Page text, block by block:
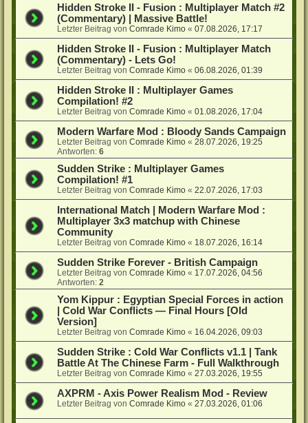
Hidden Stroke II - Fusion : Multiplayer Match #2
(Commentary) | Massive Battle!
Letzter Beitrag vonComrade Kimo «07.08.2026, 17:17
Hidden Stroke II - Fusion : Multiplayer Match
(Commentary) - Lets Go!
Letzter Beitrag vonComrade Kimo «06.08.2026, 01:39
Hidden Stroke II : Multiplayer Games
Compilation! #2
Letzter Beitrag vonComrade Kimo «01.08.2026, 17:04
Modern Warfare Mod : Bloody Sands Campaign
Letzter Beitrag vonComrade Kimo «28.07.2026, 19:25
Antworten:6
Sudden Strike : Multiplayer Games
Compilation! #1
Letzter Beitrag vonComrade Kimo «22.07.2026, 17:03
International Match | Modern Warfare Mod :
Multiplayer 3x3 matchup with Chinese
Community
Letzter Beitrag vonComrade Kimo « 18.07.2026, 16:14
Sudden Strike Forever - British Campaign
Letzter Beitrag vonComrade Kimo « 17.07.2026, 04:56
Antworten:2
Yom Kippur : Egyptian Special Forces in action
| Cold War Conflicts — Final Hours [Old
Version]
Letzter Beitrag vonComrade Kimo « 16.04.2026, 09:03
Sudden Strike : Cold War Conflicts v1.1 | Tank
Battle At The Chinese Farm - Full Walkthrough
Letzter Beitrag vonComrade Kimo «27.03.2026, 19:55
AXPRM - Axis Power Realism Mod - Review
Letzter Beitrag vonComrade Kimo «27.03.2026, 01:06